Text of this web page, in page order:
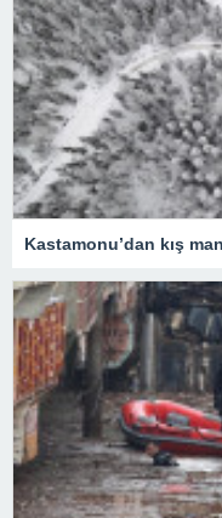
Kastamonu’dan kış